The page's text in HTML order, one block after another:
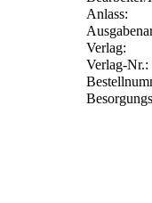
Anlass:
Verlag:
Verlag-Nr.: